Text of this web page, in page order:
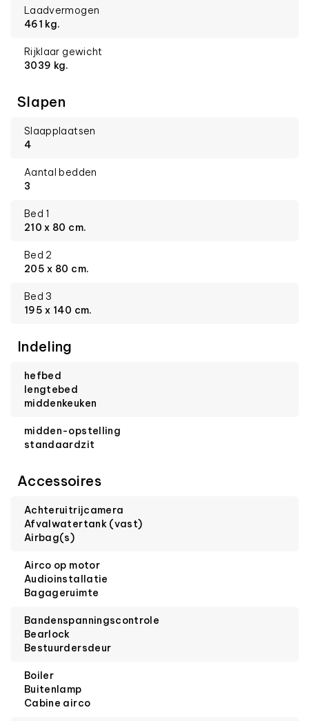
Laadvermogen
461 kg.
Rijklaar gewicht
3039 kg.
Slapen
Slaapplaatsen
4
Aantal bedden
3
Bed 1
210 x 80 cm.
Bed 2
205 x 80 cm.
Bed 3
195 x 140 cm.
Indeling
hefbed
lengtebed
middenkeuken
midden-opstelling
standaardzit
Accessoires
Achteruitrijcamera
Afvalwatertank (vast)
Airbag(s)
Airco op motor
Audioinstallatie
Bagageruimte
Bandenspanningscontrole
Bearlock
Bestuurdersdeur
Boiler
Buitenlamp
Cabine airco